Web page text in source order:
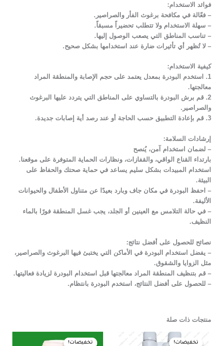
فوائد الاستخدام:
– فعّالة في مكافحة برغوث الفأر والصراصير.
– سهلة الاستخدام ولا تتطلب تحضيراً مسبقاً.
– تناسب المناطق التي يصعب الوصول إليها.
– لا تُظهر أي تأثيرات ضارة عند استخدامها بشكل صحيح.
كيفية الاستخدام:
1. استخدم البودرة بمعدل يعتمد على حجم الإصابة والمنطقة المراد
معالجتها.
2. قم برش البودرة بالتساوي على المناطق التي يتردد عليها البرغوث
والصراصير.
3. قم بإعادة التطبيق حسب الحاجة أو عند رصد أية إصابات جديدة.
إرشادات السلامة:
– لضمان استخدام آمن، يُنصح
بارتداء القناع الواقي، والقفازات، ونظارات الحماية المتوفرة على موقعنا.
استخدام المبيدات بشكل سليم يساعد في حماية صحتك والحفاظ على
البيئة.
– احفظ البودرة في مكان جاف وبارد بعيدًا عن متناول الأطفال والحيوانات
الأليفة.
– في حالة التلامس مع العينين أو الجلد، يجب غسل المنطقة فورًا بالماء
النظيف.
نصائح للحصول على أفضل نتائج:
– يفضل استخدام البودرة في الأماكن التي يختبئ فيها البرغوث والصراصير،
مثل الزوايا والشقوق.
– قم بتنظيف المنطقة المراد معالجتها قبل استخدام البودرة لزيادة فعاليتها.
– للحصول على أفضل النتائج، استخدم البودرة بانتظام.
منتجات ذات صلة
تخفيضات!
تخفيضات!
السعر
الأصلي
السعر
الحالي
تخفيضات!
تخفيضات!
السعر
الأصلي
السعر
الحالي